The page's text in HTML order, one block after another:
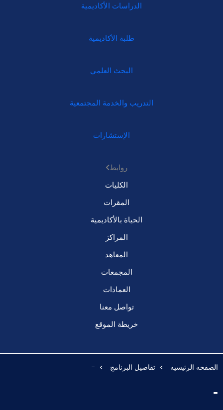
الدراسات الأكاديمية
طلبة الأكاديمية
البحث العلمي
التدريب والخدمة المجتمعية
الإستشارات
روابط
الكليات
المقرات
الحياة بالأكاديمية
المراكز
المعاهد
المجمعات
العمادات
تواصل معنا
خريطة الموقع
الصفحه الرئيسيه تفاصيل البرنامج -
-